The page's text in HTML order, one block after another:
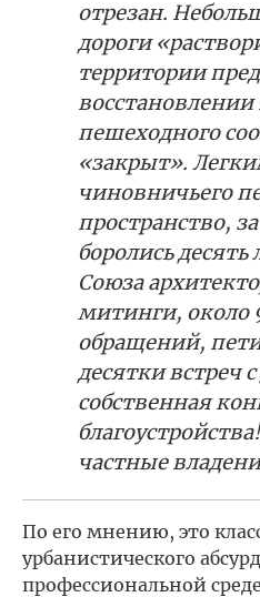
отрезан.
дороги
территории
восстановлении
пешеходного
«закрыт».
чиновничьего
пространство,
боролись
Союза
митинги, около
обращений,
десятки встреч
собственная
частные
По его мнению, это
урбанистического
профессиональной